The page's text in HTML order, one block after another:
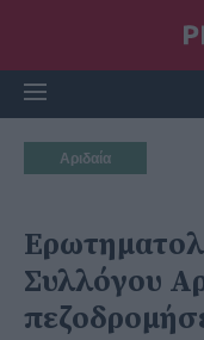
Αριδαία
Συλλόγου